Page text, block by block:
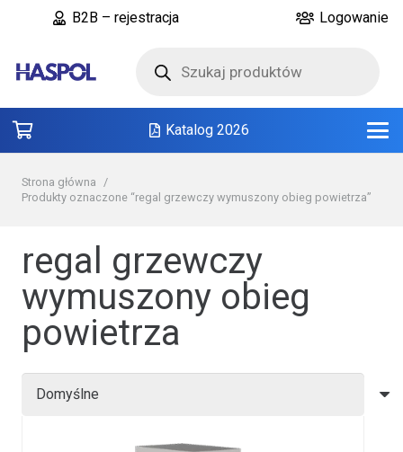
B2B – rejestracja Logowanie
produktów
Katalog 2026
Strona główna /
Produkty oznaczone “regal grzewczy wymuszony obieg powietrza”
regal grzewczy
wymuszony obieg
powietrza